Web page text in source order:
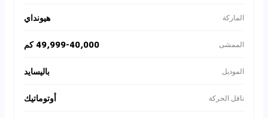
الماركة هيونداي
الممشى 49,999-40,000 كم
الموديل باليسايد
ناقل الحركة أوتوماتيك